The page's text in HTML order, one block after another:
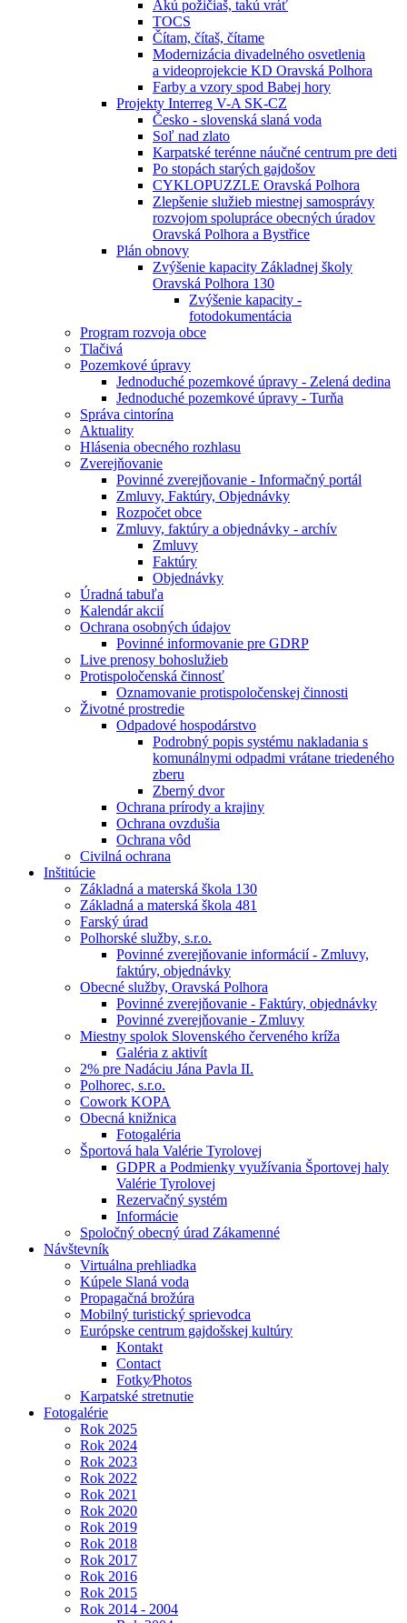
Akú požičiaš, takú vráť
TOCS
Čítam, čítaš, čítame
Modernizácia divadelného osvetlenia
a videoprojekcie KD Oravská Polhora
Farby a vzory spod Babej hory
Projekty Interreg V-A SK-CZ
Česko - slovenská slaná voda
Soľ nad zlato
Karpatské terénne náučné centrum pre deti
Po stopách starých gajdošov
CYKLOPUZZLE Oravská Polhora
Zlepšenie služieb miestnej samosprávy
rozvojom spolupráce obecných úradov
Oravská Polhora a Bystřice
Plán obnovy
Zvýšenie kapacity Základnej školy
Oravská Polhora 130
Zvýšenie kapacity -
fotodokumentácia
Program rozvoja obce
Tlačivá
Pozemkové úpravy
Jednoduché pozemkové úpravy - Zelená dedina
Jednoduché pozemkové úpravy - Turňa
Správa cintorína
Aktuality
Hlásenia obecného rozhlasu
Zverejňovanie
Povinné zverejňovanie - Informačný portál
Zmluvy, Faktúry, Objednávky
Rozpočet obce
Zmluvy, faktúry a objednávky - archív
Zmluvy
Faktúry
Objednávky
Úradná tabuľa
Kalendár akcií
Ochrana osobných údajov
Povinné informovanie pre GDRP
Live prenosy bohoslužieb
Protispoločenská činnosť
Oznamovanie protispoločenskej činnosti
Životné prostredie
Odpadové hospodárstvo
Podrobný popis systému nakladania s
komunálnymi odpadmi vrátane triedeného
zberu
Zberný dvor
Ochrana prírody a krajiny
Ochrana ovzdušia
Ochrana vôd
Civilná ochrana
Inštitúcie
Základná a materská škola 130
Základná a materská škola 481
Farský úrad
Polhorské služby, s.r.o.
Povinné zverejňovanie informácií - Zmluvy,
faktúry, objednávky
Obecné služby, Oravská Polhora
Povinné zverejňovanie - Faktúry, objednávky
Povinné zverejňovanie - Zmluvy
Miestny spolok Slovenského červeného kríža
Galéria z aktivít
2% pre Nadáciu Jána Pavla II.
Polhorec, s.r.o.
Cowork KOPA
Obecná knižnica
Fotogaléria
Športová hala Valérie Tyrolovej
GDPR a Podmienky využívania Športovej haly
Valérie Tyrolovej
Rezervačný systém
Informácie
Spoločný obecný úrad Zákamenné
Návštevník
Virtuálna prehliadka
Kúpele Slaná voda
Propagačná brožúra
Mobilný turistický sprievodca
Európske centrum gajdošskej kultúry
Kontakt
Contact
Fotky⁄Photos
Karpatské stretnutie
Fotogalérie
Rok 2025
Rok 2024
Rok 2023
Rok 2022
Rok 2021
Rok 2020
Rok 2019
Rok 2018
Rok 2017
Rok 2016
Rok 2015
Rok 2014 - 2004